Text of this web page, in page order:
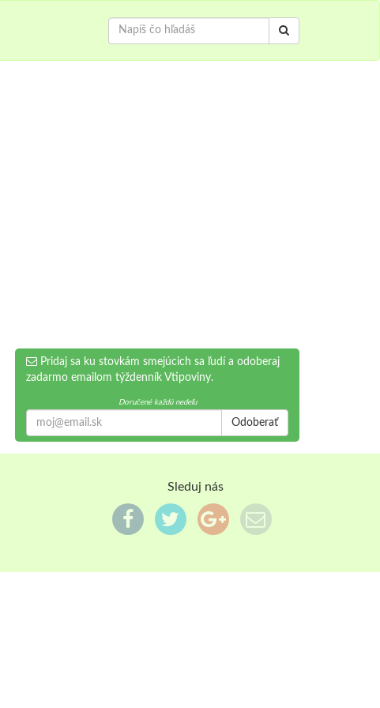
Pridaj sa ku stovkám smejúcich sa ľudí a odoberaj
zadarmo emailom týždenník Vtipoviny.
Doručené každú nedeľu
Odoberať
Sleduj nás